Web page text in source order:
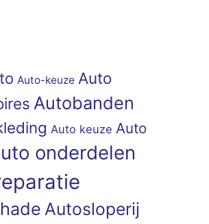
Auto-keuze Auto
Autobanden
Auto keuze Auto
onderdelen
Autosloperij